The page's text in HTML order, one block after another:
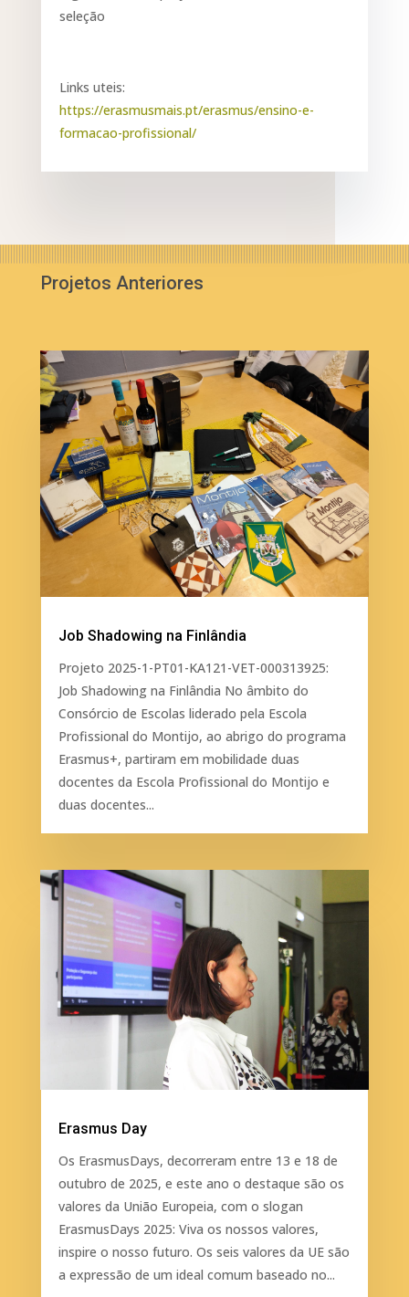
seleção
Links uteis:
https://erasmusmais.pt/erasmus/ensino-e-
formacao-profissional/
Projetos Anteriores
Job Shadowing na Finlândia
Projeto 2025-1-PT01-KA121-VET-000313925:
Job Shadowing na Finlândia No âmbito do
Consórcio de Escolas liderado pela Escola
Profissional do Montijo, ao abrigo do programa
Erasmus+, partiram em mobilidade duas
docentes da Escola Profissional do Montijo e
duas docentes...
Erasmus Day
Os ErasmusDays, decorreram entre 13 e 18 de
outubro de 2025, e este ano o destaque são os
valores da União Europeia, com o slogan
ErasmusDays 2025: Viva os nossos valores,
inspire o nosso futuro. Os seis valores da UE são
a expressão de um ideal comum baseado no...